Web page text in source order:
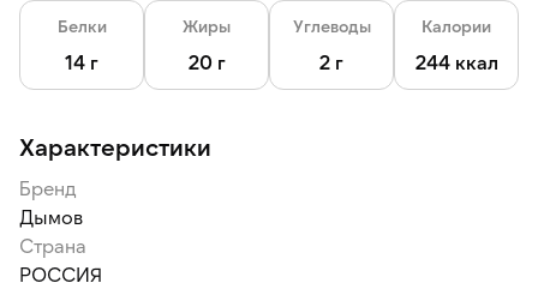
Белки
14 г
Жиры
20 г
Углеводы
2 г
Калории
244 ккал
Характеристики
Бренд
Дымов
Страна
РОССИЯ